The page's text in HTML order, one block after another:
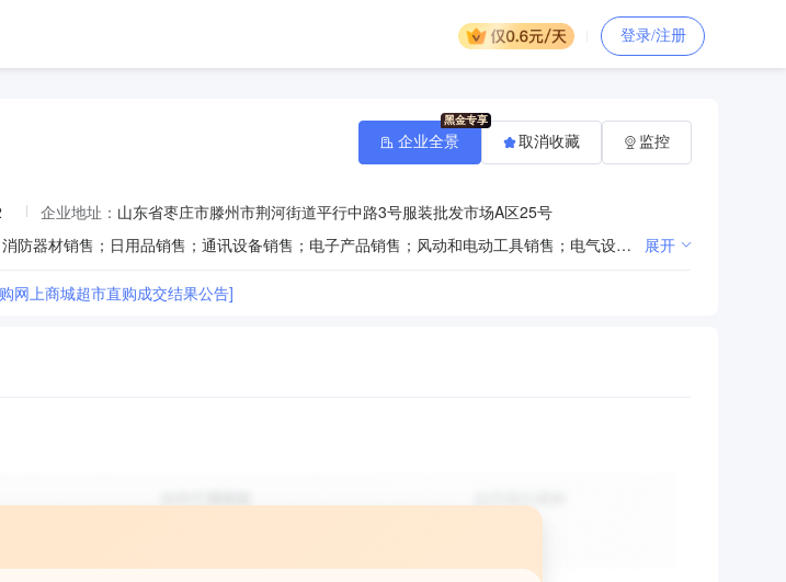
登录/注册
企业地址： 山东省枣庄市滕州市荆河街道平行中路3号服装批发市场A区25号
一般项目：办公用品销售；五金产品批发；电线、电缆经营；消防器材销售；日用品销售；通讯设备销售；电子产品销售；风动和电动工具销售；电气设备销售；第一类医疗器械销售；第二类医疗器械销售；劳动保护用品销售；金属制品销售；塑料制品销售；工艺美术品及收藏品零售（象牙及其制品除外）；建筑装饰材料销售；办公设备销售；文具用品批发；家用电器销售；教学专用仪器销售；仪器仪表销售；体育用品及器材批发；针纺织品销售；照明器具销售；家具销售；化妆品零售；卫生洁具销售；个人卫生用品销售；计算机软硬件及辅助设备批发；礼品花卉销售；卫生陶瓷制品销售；机械设备销售；日用百货销售；厨具卫具及日用杂品批发；电子专用设备销售；机械电气设备销售；阀门和旋塞销售；农副产品销售；食品销售（仅销售预包装食品）。（除依法须经批准的项目外，凭营业执照依法自主开展经营活动）许可项目：第二类增值电信业务；食品销售。（依法须经批准的项目，经相关部门批准后方可开展经营活动，具体经营项目以相关部门批准文件或许可证件为准） 展开
网上商城超市直购成交结果公告]
企业全景 取消收藏 监控